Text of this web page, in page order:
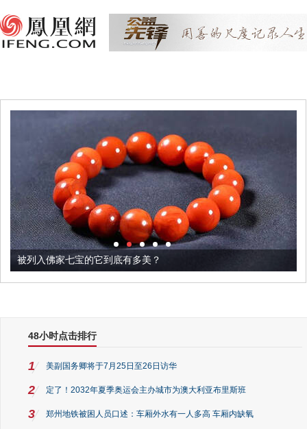
被列入佛家七宝的它到底有多美？
48小时点击排行
1 美副国务卿将于7月25日至26日访华
2 定了！2032年夏季奥运会主办城市为澳大利亚布里斯班
3 郑州地铁被困人员口述：车厢外水有一人多高 车厢内缺氧